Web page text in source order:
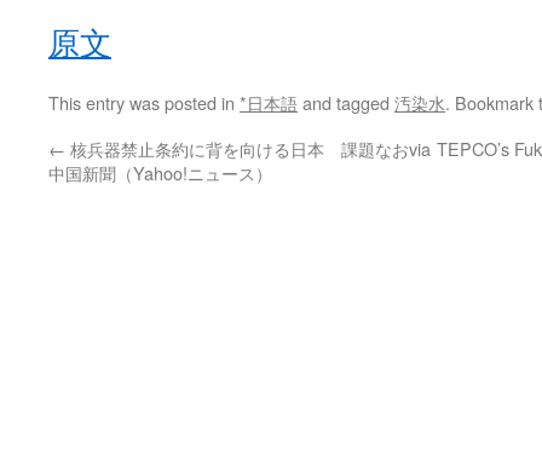
原文
This entry was posted in *日本語and tagged 汚染水.
← 核兵器禁止条約に背を向ける日本 課題なおvia
中国新聞（Yahoo!ニュース）
TEPCO’s